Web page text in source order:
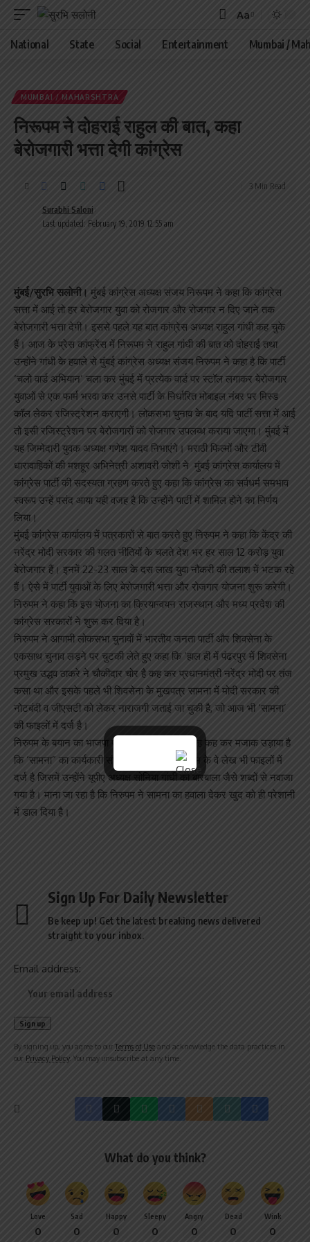
Font
Resizer
Aa
National State Social Entertainment Mumbai /
MUMBAI / MAHARSHTRA
निरूपम ने दोहराई राहुल की बात, कहा
बेरोजगारी भत्ता देगी कांग्रेस
Last updated: February 19, 2019 12:55 am
Surabhi Saloni
3 Min Read
मुंबई/सुरभि सलोनी। मुंबई कांग्रेस अध्यक्ष संजय निरूपम ने कहा कि कांग्रेस
सत्ता में आई तो हर बेरोजगार युवा को रोजगार और रोजगार न दिए जाने तक
बेरोजगारी भत्ता देगी। इससे पहले यह बात कांग्रेस अध्यक्ष राहुल गांधी कह चुके
हैं। आज के प्रेस कांफ्रेंस में निरूपम ने राहुल गांधी की बात को दोहराई तथा
उन्होंने गांधी के हवाले से मुंबई कांग्रेस अध्यक्ष संजय निरुपम ने कहा है कि पार्टी
‘चलो वार्ड अभियान’ चला कर मुंबई में प्रत्येक वार्ड पर स्टॉल लगाकर बेरोजगार
युवाओं से एक फार्म भरवा कर उनसे पार्टी के निर्धारित मोबाइल नंबर पर मिस्ड
कॉल लेकर रजिस्ट्रेशन कराएगी। लोकसभा चुनाव के बाद यदि पार्टी सत्ता में आई
तो इसी रजिस्ट्रेशन पर बेरोजगारों को रोजगार उपलब्ध कराया जाएगा। मुंबई में
यह जिम्मेदारी युवक अध्यक्ष गणेश यादव निभाएंगे। मराठी फिल्मों और टीवी
धारावाहिकों की मशहूर अभिनेत्री अशावरी जोशी ने मुंबई कांग्रेस कार्यालय में
कांग्रेस पार्टी की सदस्यता ग्रहण करते हुए कहा कि कांग्रेस का सर्वधर्म समभाव
स्वरूप उन्हें पसंद आया यही वजह है कि उन्होंने पार्टी में शामिल होने का निर्णय
लिया।
मुंबई कांग्रेस कार्यालय में पत्रकारों से बात करते हुए निरुपम ने कहा कि केंद्र की
नरेंद्र मोदी सरकार की गलत नीतियों के चलते देश भर हर साल 12 करोड़ युवा
बेरोजगार हैं। इनमें 22-23 साल के दस लाख युवा नौकरी की तलाश में भटक रहे
हैं। ऐसे में पार्टी युवाओं के लिए बेरोजगारी भत्ता और रोजगार योजना शुरू करेगी।
निरुपम ने कहा कि इस योजना का क्रियान्वयन राजस्थान और मध्य प्रदेश की
कांग्रेस सरकारों ने शुरू कर दिया है।
निरुपम ने आगामी लोकसभा चुनावों में भारतीय जनता पार्टी और शिवसेना के
एकसाथ चुनाव लड़ने पर चुटकी लेते हुए कहा कि ‘हाल ही में पंढरपुर में शिवसेना
प्रमुख उद्धव ठाकरे ने चौकीदार चोर है कह कर प्रधानमंत्री नरेंद्र मोदी पर तंज
कसा था और इसके पहले भी शिवसेना के मुखपत्र सामना में मोदी सरकार की
नोटबंदी व जीएसटी को लेकर नाराजगी जताई जा चुकी है, जो आज भी ‘सामना’
की फाइलों में दर्ज है।
निरुपम के बयान का भाजपा प्रवक्ता प्रेम शुक्ला ने यह कह कर मजाक उड़ाया है
कि ‘सामना” का कार्यकारी संपादक की हैसियत निरुपम के वे लेख भी फाइलों में
दर्ज है जिसमें उन्होंने यूपीए अध्यक्ष सोनिया गांधी को बारबाला जैसे शब्दों से नवाजा
गया है। माना जा रहा है कि निरुपम ने सामना का हवाला देकर खुद को ही परेशानी
में डाल दिया है।
Sign Up For Daily Newsletter
Be keep up! Get the latest breaking news delivered
straight to your inbox.
Email address:
By signing up, you agree to our Terms of Use and acknowledge the data practices in
our Privacy Policy. You may unsubscribe at any time.
What do you think?
Love
0
Sad
0
Happy
0
Sleepy
0
Angry
0
Dead
0
Wink
0